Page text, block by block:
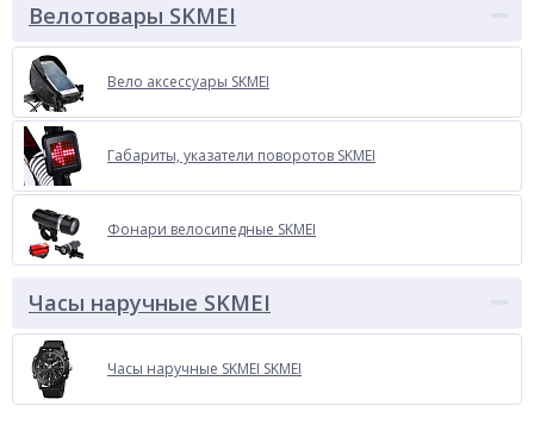
Велотовары SKMEI
Вело аксессуары SKMEI
Габариты, указатели поворотов SKMEI
Фонари велосипедные SKMEI
Часы наручные SKMEI
Часы наручные SKMEI SKMEI